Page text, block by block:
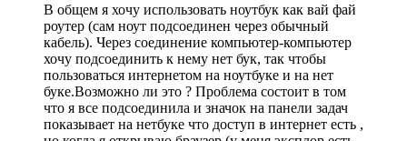
В общем я хочу использовать ноутбук как вай фай
роутер (сам ноут подсоединен через обычный
кабель). Через соединение компьютер-компьютер
хочу подсоединить к нему нет бук, так чтобы
пользоваться интернетом на ноутбуке и на нет
буке.Возможно ли это ? Проблема состоит в том
что я все подсоединила и значок на панели задач
показывает на нетбуке что доступ в интернет есть ,